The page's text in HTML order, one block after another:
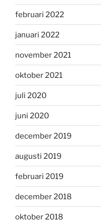
februari 2022
januari 2022
november 2021
oktober 2021
juli 2020
juni 2020
december 2019
augusti 2019
februari 2019
december 2018
oktober 2018